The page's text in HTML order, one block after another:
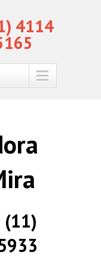
4114
(11)